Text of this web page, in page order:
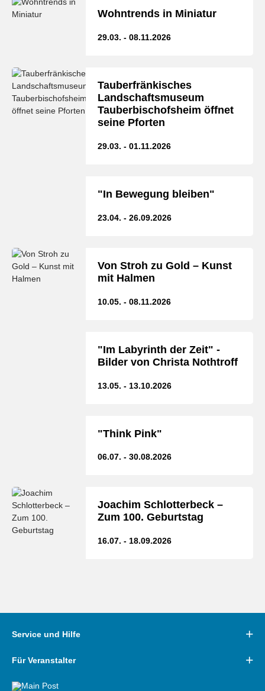
Wohntrends in Miniatur
29.03. - 08.11.2026
Tauberfränkisches
Landschaftsmuseum
Tauberbischofsheim öffnet
seine Pforten
29.03. - 01.11.2026
"In Bewegung bleiben"
23.04. - 26.09.2026
Von Stroh zu Gold – Kunst
mit Halmen
10.05. - 08.11.2026
"Im Labyrinth der Zeit" -
Bilder von Christa Nothtroff
13.05. - 13.10.2026
"Think Pink"
06.07. - 30.08.2026
Joachim Schlotterbeck –
Zum 100. Geburtstag
16.07. - 18.09.2026
Service und Hilfe
Für Veranstalter